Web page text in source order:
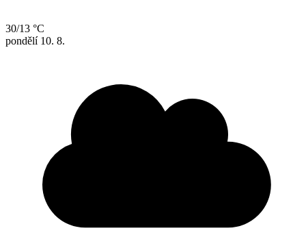
30/13 °C
pondělí 10. 8.